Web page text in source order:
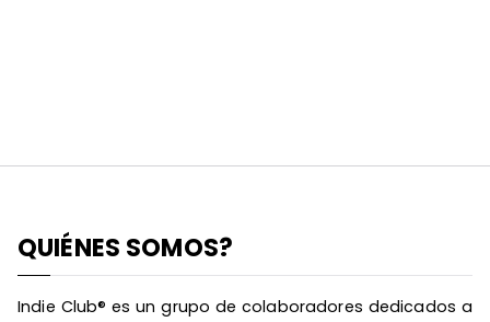
QUIÉNES SOMOS?
Indie Club® es un grupo de colaboradores dedicados a